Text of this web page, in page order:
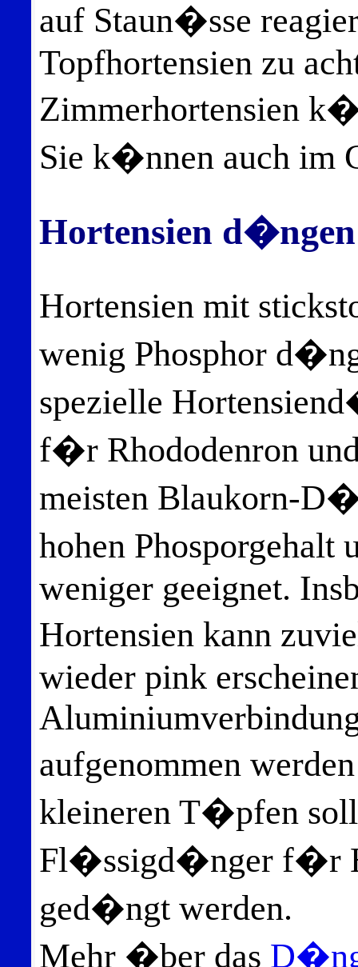
auf Staun�sse
Topfhortensien zu
Zimmerhortensien
Sie k�nnen auch im
Hortensien d�ngen
Hortensien mit
wenig Phosphor
spezielle
f�r Rhododenron
meisten Blaukorn-
hohen
weniger geeignet.
Hortensien kann
wieder pink
aufgenommen
kleineren T�pfen
Fl�ssigd�nger f�r
ged�ngt werden.
Mehr �ber das